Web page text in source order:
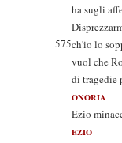
ha sugli
575ch'io lo
vuol che
di tragedie
ONORIA
Ezio
EZIO